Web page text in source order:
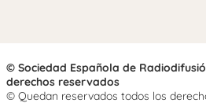
© Sociedad Española de
derechos reservados
© Quedan reservados todos los